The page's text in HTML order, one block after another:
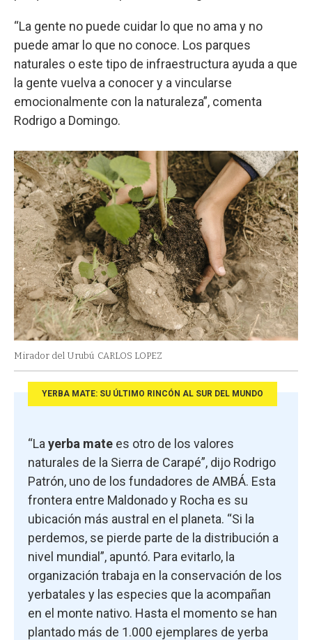
“La gente no puede cuidar lo que no ama y no
puede amar lo que no conoce. Los parques
naturales o este tipo de infraestructura ayuda a que
la gente vuelva a conocer y a vincularse
emocionalmente con la naturaleza”, comenta
Rodrigo a Domingo.
Mirador del Urubú CARLOS LOPEZ
YERBA MATE: SU ÚLTIMO RINCÓN AL SUR DEL MUNDO
“La yerba mate es otro de los valores
naturales de la Sierra de Carapé”, dijo Rodrigo
Patrón, uno de los fundadores de AMBÁ. Esta
frontera entre Maldonado y Rocha es su
ubicación más austral en el planeta. “Si la
perdemos, se pierde parte de la distribución a
nivel mundial”, apuntó. Para evitarlo, la
organización trabaja en la conservación de los
yerbatales y las especies que la acompañan
en el monte nativo. Hasta el momento se han
plantado más de 1.000 ejemplares de yerba